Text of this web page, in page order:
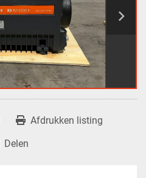
Afdrukken listing
Delen